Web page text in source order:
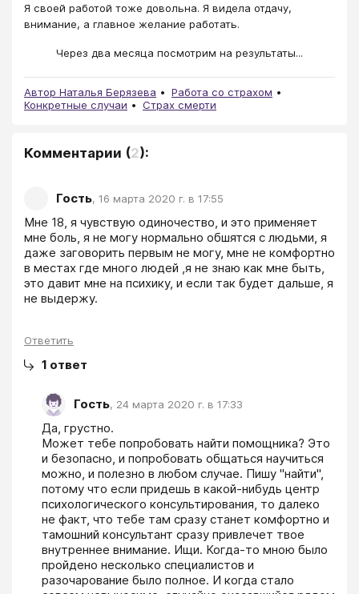
Я своей работой тоже довольна. Я видела отдачу,
внимание, а главное желание работать.
Через два месяца посмотрим на результаты...
Автор Наталья Берязева
Работа со страхом
Конкретные случаи
Страх смерти
Комментарии (2):
Гость, 16 марта 2020 г. в 17:55
Мне 18, я чувствую одиночество, и это применяет
мне боль, я не могу нормально обшятся с людьми, я
даже заговорить первым не могу, мне не комфортно
в местах где много людей ,я не знаю как мне быть,
это давит мне на психику, и если так будет дальше, я
не выдержу.
Ответить
1 ответ
Гость, 24 марта 2020 г. в 17:33
Да, грустно.
Может тебе попробовать найти помощника? Это
и безопасно, и попробовать общаться научиться
можно, и полезно в любом случае. Пишу "найти",
потому что если придешь в какой-нибудь центр
психологического консультирования, то далеко
не факт, что тебе там сразу станет комфортно и
тамошний консультант сразу привлечет твое
внутреннее внимание. Ищи. Когда-то мною было
пройдено несколько специалистов и
разочарование было полное. И когда стало